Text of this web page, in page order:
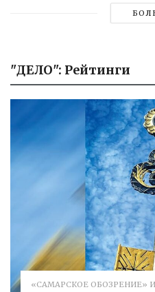
"ДЕЛО": Рейтинги
«САМАРСКОЕ ОБОЗРЕНИЕ»